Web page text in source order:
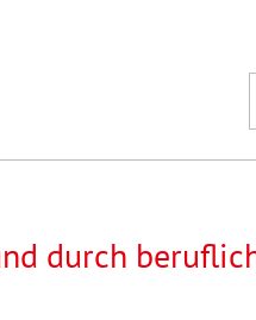
durch